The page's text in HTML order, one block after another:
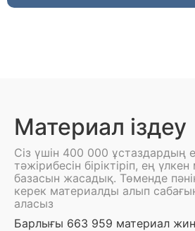
Материал іздеу
Сіз үшін 400 000 ұстаздардың
тәжірибесін біріктіріп, ең
базасын жасадық. Төменде
керек материалды алып
аласыз
Барлығы 663 959 материал